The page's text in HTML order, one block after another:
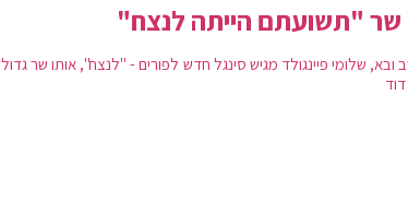
שר "תשועתם הייתה לנצח"
ובא, שלומי פיינגולד מגיש סינגל חדש לפורים - "לנצח", אותו שר גדול